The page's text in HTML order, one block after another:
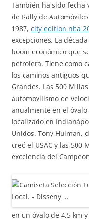
También ha sido fecha
de Rally de
1987, city edition nba
excepciones. La
boom económico que
petrolera. Tiene como
los caminos antiguos
Grandes. Las 500
automovilismo de
anualmente en el
localizado en
Unidos. Tony Hulman,
creó el USAC y las 500
excelencia del
en un óvalo de 4,5 km